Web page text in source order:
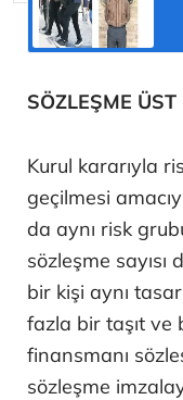
SÖZLEŞME
Kurul kararıyla
geçilmesi
da aynı risk
sözleşme sayısı
bir kişi aynı
fazla bir taşıt ve
finansmanı
sözleşme